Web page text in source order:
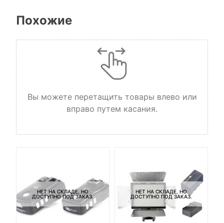
Похожие
Вы можете перетащить товары влево или
вправо путем касания.
НЕТ НА СКЛАДЕ, НО
ДОСТУПНО ПОД ЗАКАЗ.
НЕТ НА СКЛАДЕ, НО
ДОСТУПНО ПОД ЗАКАЗ.